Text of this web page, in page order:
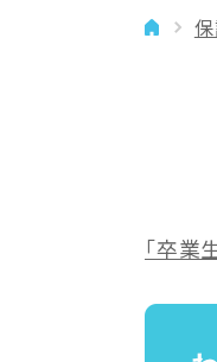
年
イベ
「卒業